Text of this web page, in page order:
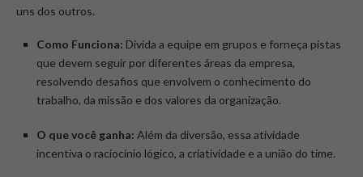
uns dos outros.
Como Funciona: Divida a equipe em grupos e forneça pistas
que devem seguir por diferentes áreas da empresa,
resolvendo desafios que envolvem o conhecimento do
trabalho, da missão e dos valores da organização.
O que você ganha: Além da diversão, essa atividade
incentiva o raciocínio lógico, a criatividade e a união do time.